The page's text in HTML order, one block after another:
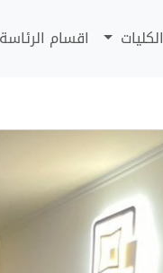
الكليات اقسام الرئاسة